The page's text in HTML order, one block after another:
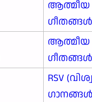
ആത്മീയ
ഗീതങ്ങൾ
ആത്മീയ
ഗീതങ്ങൾ
RSV